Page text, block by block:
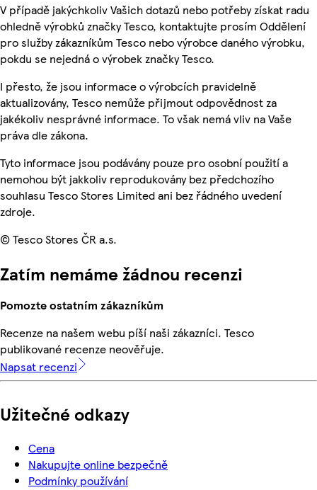
V případě jakýchkoliv Vašich dotazů nebo potřeby získat radu
ohledně výrobků značky Tesco, kontaktujte prosím Oddělení
pro služby zákazníkům Tesco nebo výrobce daného výrobku,
pokdu se nejedná o výrobek značky Tesco.
I přesto, že jsou informace o výrobcích pravidelně
aktualizovány, Tesco nemůže přijmout odpovědnost za
jakékoliv nesprávné informace. To však nemá vliv na Vaše
práva dle zákona.
Tyto informace jsou podávány pouze pro osobní použití a
nemohou být jakkoliv reprodukovány bez předchozího
souhlasu Tesco Stores Limited ani bez řádného uvedení
zdroje.
© Tesco Stores ČR a.s.
Zatím nemáme žádnou recenzi
Pomozte ostatním zákazníkům
Recenze na našem webu píší naši zákazníci. Tesco
publikované recenze neověřuje.
Napsat recenzi
Užitečné odkazy
Cena
Nakupujte online bezpečně
Podmínky používání